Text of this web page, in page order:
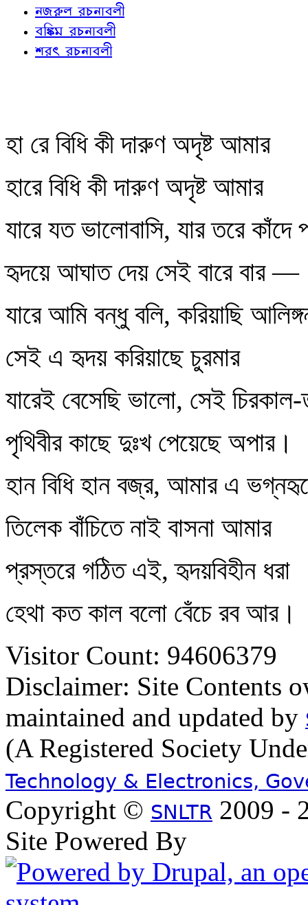
নজরুল রচনাবলী
বঙ্কিম রচনাবলী
শরৎ রচনাবলী
হা রে বিধি কী দারুণ অদৃষ্ট আমার
হারে বিধি কী দারুণ অদৃষ্ট আমার
যারে যত ভালোবাসি, যার তরে কাঁদে
হৃদয়ে আঘাত দেয় সেই বারে বার —
যারে আমি বন্ধু বলি, করিয়াছি
সেই এ হৃদয় করিয়াছে চুরমার
যারেই বেসেছি ভালো, সেই
পৃথিবীর কাছে দুঃখ পেয়েছে অপার।
হান বিধি হান বজ্র, আমার এ
তিলেক বাঁচিতে নাই বাসনা আমার
প্রস্তরে গঠিত এই, হৃদয়বিহীন ধরা
হেথা কত কাল বলো বেঁচে রব আর।
Visitor Count: 94606379
Disclaimer: Site Contents
maintained and updated by
(A Registered Society
Technology & Electronics,
Copyright © SNLTR 2009 -
Site Powered By